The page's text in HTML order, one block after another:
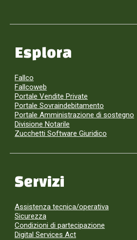
Esplora
Fallco
Fallcoweb
Portale Vendite Private
Portale Sovraindebitamento
Portale Amministrazione di sostegno
Divisione Notarile
Zucchetti Software Giuridico
Servizi
Assistenza tecnica/operativa
Sicurezza
Condizioni di partecipazione
Digital Services Act